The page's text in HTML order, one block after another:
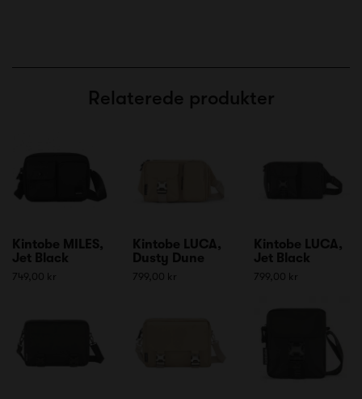
Relaterede produkter
Kintobe MILES,
Jet Black
749,00 kr
Kintobe LUCA,
Dusty Dune
799,00 kr
Kintobe LUCA,
Jet Black
799,00 kr